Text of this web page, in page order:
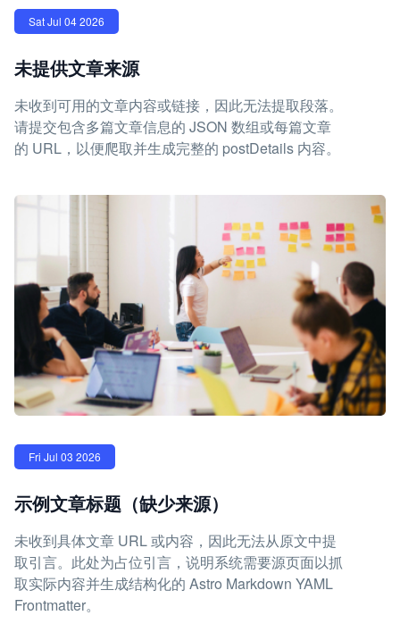
Sat Jul 04 2026
未提供文章来源
未收到可用的文章内容或链接，因此无法提取段落。
请提交包含多篇文章信息的 JSON 数组或每篇文章
的 URL，以便爬取并生成完整的 postDetails 内容。
Fri Jul 03 2026
示例文章标题（缺少来源）
未收到具体文章 URL 或内容，因此无法从原文中提
取引言。此处为占位引言，说明系统需要源页面以抓
取实际内容并生成结构化的 Astro Markdown YAML
Frontmatter。